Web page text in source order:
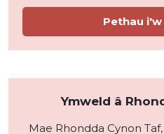
Pethau
Ymweld â
Mae Rhondda Cynon